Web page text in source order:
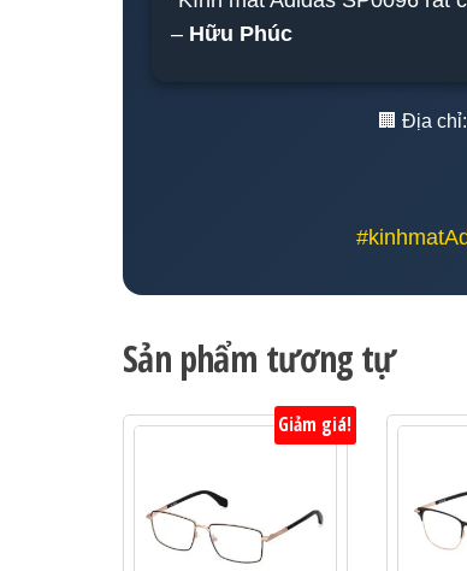
– Hữu Phúc
🏢 Địa
Sản phẩm tương tự
Giảm giá!